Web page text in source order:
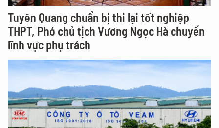
Tuyên Quang chuẩn bị thi lại tốt nghiệp
THPT, Phó chủ tịch Vương Ngọc Hà chuyển
lĩnh vực phụ trách